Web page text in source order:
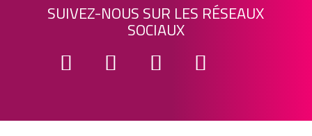
SUIVEZ-NOUS SUR LES RÉSEAUX
SOCIAUX